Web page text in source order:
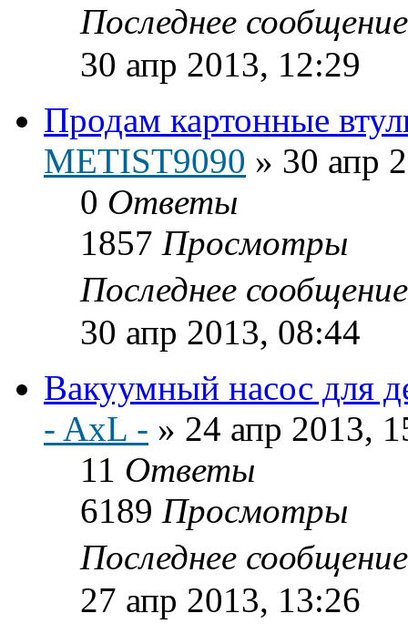
Последнее
30 апр 2013, 12:29
Продам картонные
METIST9090 » 30 апр
0 Ответы
1857 Просмотры
Последнее
30 апр 2013, 08:44
Вакуумный насос для
- AxL - » 24 апр 2013,
11 Ответы
6189 Просмотры
Последнее
27 апр 2013, 13:26